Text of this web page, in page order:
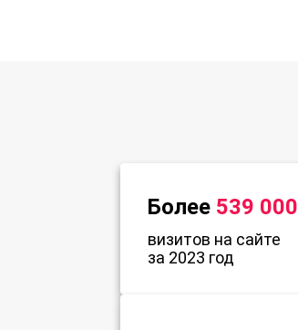
Более 539 000
визитов на сайте
за 2023 год